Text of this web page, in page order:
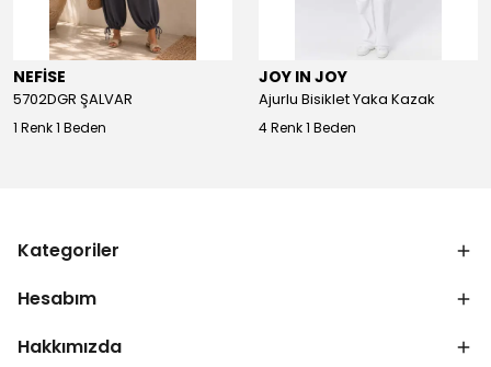
NEFİSE
5702DGR ŞALVAR
1 Renk 1 Beden
JOY IN JOY
Ajurlu Bisiklet Yaka Kazak
4 Renk 1 Beden
Kategoriler
Hesabım
Hakkımızda